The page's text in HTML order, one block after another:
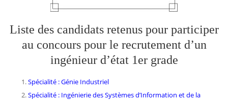
Liste des candidats retenus pour participer
au concours pour le recrutement d’un
ingénieur d’état 1er grade
Spécialité : Génie Industriel
Spécialité : Ingénierie des Systèmes d’Information et de la